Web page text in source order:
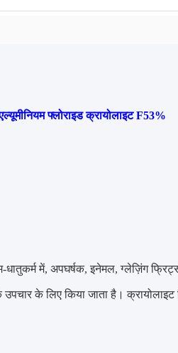
फ्लोराइड क्रायोलाइट F53%
में, अपघर्षक, इनेमल, ग्लेज़िंग
के लिए किया जाता है।